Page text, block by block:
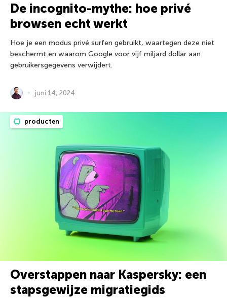
De incognito-mythe: hoe privé
browsen echt werkt
Hoe je een modus privé surfen gebruikt, waartegen deze niet
beschermt en waarom Google voor vijf miljard dollar aan
gebruikersgegevens verwijdert.
juni 14, 2024
producten
Overstappen naar Kaspersky: een
stapsgewijze migratiegids